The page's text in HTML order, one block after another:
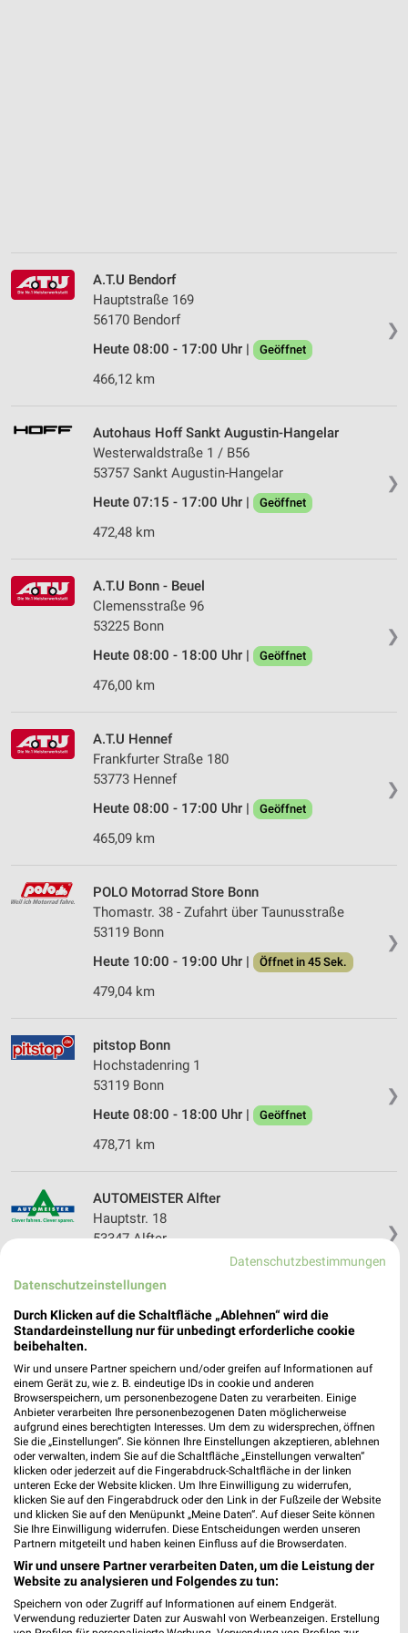
❯
A.T.U Bendorf
Hauptstraße 169
56170 Bendorf
Heute 08:00 - 17:00 Uhr |
Geöffnet
466,12 km
❯
Autohaus Hoff Sankt Augustin-Hangelar
Westerwaldstraße 1 / B56
53757 Sankt Augustin-Hangelar
Heute 07:15 - 17:00 Uhr |
Geöffnet
472,48 km
❯
A.T.U Bonn - Beuel
Clemensstraße 96
53225 Bonn
Heute 08:00 - 18:00 Uhr |
Geöffnet
476,00 km
❯
A.T.U Hennef
Frankfurter Straße 180
53773 Hennef
Heute 08:00 - 17:00 Uhr |
Geöffnet
465,09 km
❯
POLO Motorrad Store Bonn
Thomastr. 38 - Zufahrt über Taunusstraße
53119 Bonn
Heute 10:00 - 19:00 Uhr |
Öffnet in 45 Sek.
479,04 km
❯
pitstop Bonn
Hochstadenring 1
53119 Bonn
Heute 08:00 - 18:00 Uhr |
Geöffnet
478,71 km
❯
AUTOMEISTER Alfter
Hauptstr. 18
53347 Alfter
POLO Motorrad Store Koblenz
August-Thyssen-Str.20
56070 Koblenz
Heute 09:00 - 21:00 Uhr | Geöffnet
469,28 km
Louis GIGAStore Koblenz
August-Thyssen-Straße 11
56070 Koblenz
Heute 09:00 - 21:00 Uhr | Geöffnet
469,28 km
A.T.U Koblenz
Datenschutzbestimmungen
Datenschutzeinstellungen
Durch Klicken auf die Schaltfläche „Ablehnen“ wird die
Standardeinstellung nur für unbedingt erforderliche cookie
beibehalten.
Wir und unsere Partner speichern und/oder greifen auf Informationen auf
einem Gerät zu, wie z. B. eindeutige IDs in cookie und anderen
Browserspeichern, um personenbezogene Daten zu verarbeiten. Einige
Anbieter verarbeiten Ihre personenbezogenen Daten möglicherweise
aufgrund eines berechtigten Interesses. Um dem zu widersprechen, öffnen
Sie die „Einstellungen“. Sie können Ihre Einstellungen akzeptieren, ablehnen
oder verwalten, indem Sie auf die Schaltfläche „Einstellungen verwalten“
klicken oder jederzeit auf die Fingerabdruck-Schaltfläche in der linken
unteren Ecke der Website klicken. Um Ihre Einwilligung zu widerrufen,
klicken Sie auf den Fingerabdruck oder den Link in der Fußzeile der Website
und klicken Sie auf den Menüpunkt „Meine Daten“. Auf dieser Seite können
Sie Ihre Einwilligung widerrufen. Diese Entscheidungen werden unseren
Partnern mitgeteilt und haben keinen Einfluss auf die Browserdaten.
Wir und unsere Partner verarbeiten Daten, um die Leistung der
Website zu analysieren und Folgendes zu tun:
Speichern von oder Zugriff auf Informationen auf einem Endgerät.
Verwendung reduzierter Daten zur Auswahl von Werbeanzeigen. Erstellung